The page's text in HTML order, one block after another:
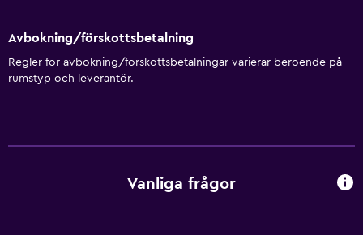
Rökning förbjuden
Övre våningar nås med hiss
Rökningsområden
Avbokning/förskottsbetalning
Regler för avbokning/förskottsbetalningar varierar beroende på
rumstyp och leverantör.
Vanliga frågor